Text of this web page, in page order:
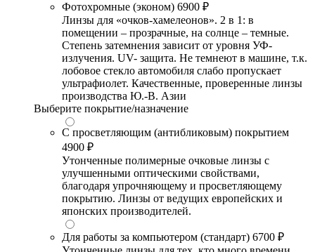
Фотохромные (эконом) 6900 ₽
Линзы для «очков-хамелеонов». 2 в 1: в
помещении – прозрачные, на солнце – темные.
Степень затемнения зависит от уровня УФ-
излучения. UV- защита. Не темнеют в машине, т.к.
лобовое стекло автомобиля слабо пропускает
ультрафиолет. Качественные, проверенные линзы
производства Ю.-В. Азии
Выберите покрытие/назначение
С просветляющим (антибликовым) покрытием
4900 ₽
Утонченные полимерные очковые линзы с
улучшенными оптическими свойствами,
благодаря упрочняющему и просветляющему
покрытию. Линзы от ведущих европейских и
японских производителей.
Для работы за компьютером (стандарт) 6700 ₽